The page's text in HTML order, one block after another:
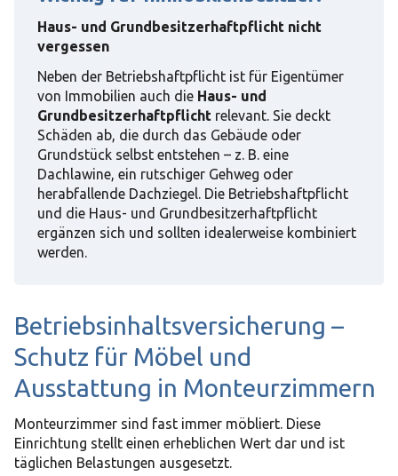
Haus- und Grundbesitzerhaftpflicht nicht
vergessen
Neben der Betriebshaftpflicht ist für Eigentümer
von Immobilien auch die Haus- und
Grundbesitzerhaftpflicht relevant. Sie deckt
Schäden ab, die durch das Gebäude oder
Grundstück selbst entstehen – z. B. eine
Dachlawine, ein rutschiger Gehweg oder
herabfallende Dachziegel. Die Betriebshaftpflicht
und die Haus- und Grundbesitzerhaftpflicht
ergänzen sich und sollten idealerweise kombiniert
werden.
Betriebsinhaltsversicherung –
Schutz für Möbel und
Ausstattung in Monteurzimmern
Monteurzimmer sind fast immer möbliert. Diese
Einrichtung stellt einen erheblichen Wert dar und ist
täglichen Belastungen ausgesetzt.